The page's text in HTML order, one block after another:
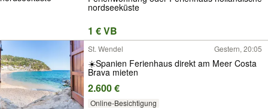
nordseeküste
1 € VB
St. Wendel Gestern, 20:05
☀️Spanien Ferienhaus direkt am Meer Costa
Brava mieten
2.600 €
Online-Besichtigung